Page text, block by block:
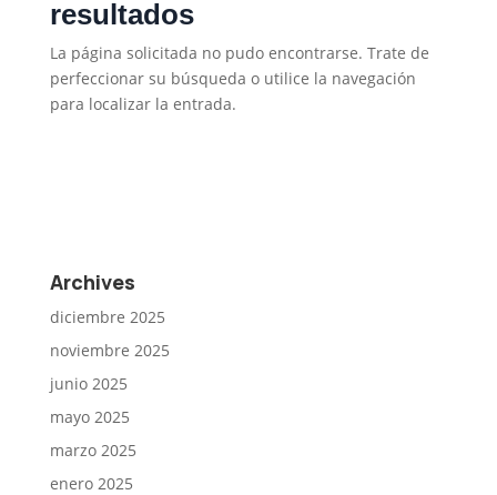
resultados
La página solicitada no pudo encontrarse. Trate de
perfeccionar su búsqueda o utilice la navegación
para localizar la entrada.
Archives
diciembre 2025
noviembre 2025
junio 2025
mayo 2025
marzo 2025
enero 2025